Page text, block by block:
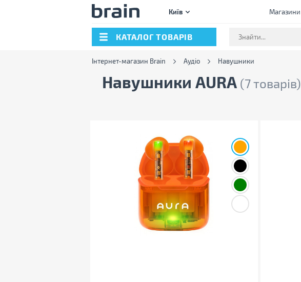
Київ Магазини
КАТАЛОГ ТОВАРІВ
Інтернет-магазин Brain Аудіо Навушники
Навушники AURA (7 товарів)